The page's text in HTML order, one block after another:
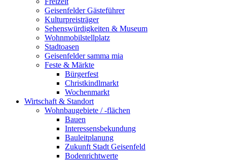
Geisenfelder Gästeführer
Kulturpreisträger
Sehenswürdigkeiten & Museum
Wohnmobilstellplatz
Stadtoasen
Geisenfelder samma mia
Feste & Märkte
Bürgerfest
Christkindlmarkt
Wochenmarkt
Wirtschaft & Standort
Wohnbaugebiete / -flächen
Bauen
Interessensbekundung
Bauleitplanung
Zukunft Stadt Geisenfeld
Bodenrichtwerte